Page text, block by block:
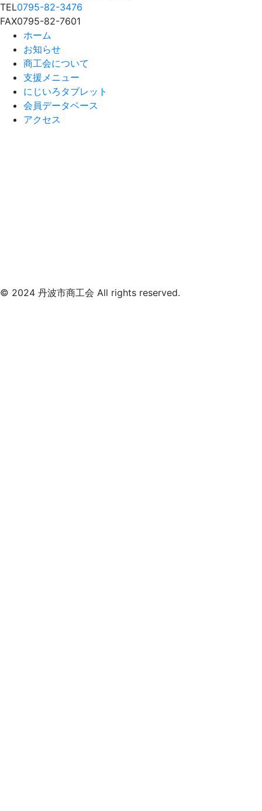
TEL0795-82-3476
FAX0795-82-7601
ホーム
お知らせ
商工会について
支援メニュー
にじいろタブレット
会員データベース
アクセス
© 2024 丹波市商工会 All rights reserved.